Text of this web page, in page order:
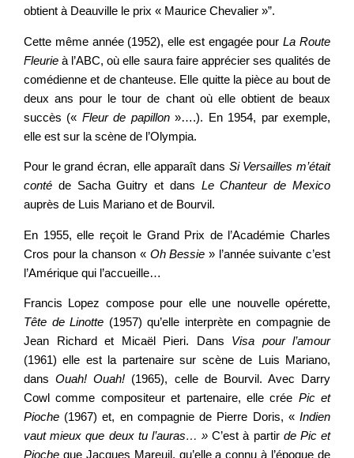
obtient à Deauville le prix « Maurice Chevalier »”.
Cette même année (1952), elle est engagée pourLa Route
Fleurie à l’ABC, où elle saura faire apprécier ses qualités de
comédienne et de chanteuse. Elle quitte la pièce au bout de
deux ans pour le tour de chant où elle obtient de beaux
succès (« Fleur de papillon»….). En 1954, par exemple,
elle est sur la scène de l’Olympia.
Pour le grand écran, elle apparaît dans Si Versailles m’était
conté de Sacha Guitry et dans Le Chanteur de Mexico
auprès de Luis Mariano et de Bourvil.
En 1955, elle reçoit le Grand Prix de l’Académie Charles
Cros pour la chanson « Oh Bessie » l’année suivante c’est
l’Amérique qui l’accueille…
Francis Lopez compose pour elle une nouvelle opérette,
Tête de Linotte (1957) qu’elle interprète en compagnie de
Jean Richard et Micaël Pieri. Dans Visa pour l’amour
(1961) elle est la partenaire sur scène de Luis Mariano,
dansOuah! Ouah! (1965), celle de Bourvil. Avec Darry
Cowl comme compositeur et partenaire, elle crée Pic et
Pioche (1967) et, en compagnie de Pierre Doris, « Indien
vaut mieux que deux tu l’auras… » C’est à partir de Pic et
Pioche que Jacques Mareuil, qu’elle a connu à l’époque de